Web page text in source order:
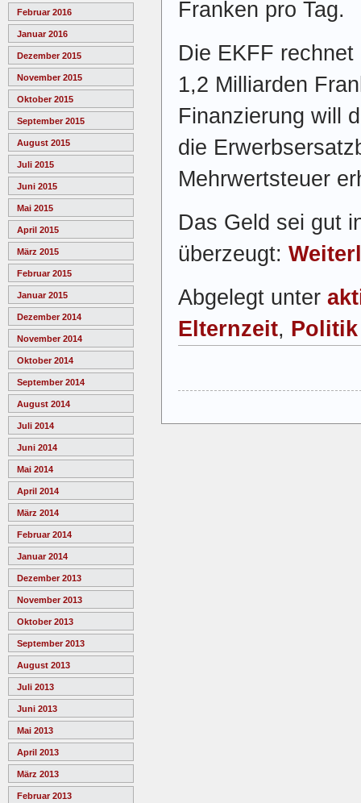
Februar 2016
Januar 2016
Dezember 2015
November 2015
Oktober 2015
September 2015
August 2015
Juli 2015
Juni 2015
Mai 2015
April 2015
März 2015
Februar 2015
Januar 2015
Dezember 2014
November 2014
Oktober 2014
September 2014
August 2014
Juli 2014
Juni 2014
Mai 2014
April 2014
März 2014
Februar 2014
Januar 2014
Dezember 2013
November 2013
Oktober 2013
September 2013
August 2013
Juli 2013
Juni 2013
Mai 2013
April 2013
März 2013
Februar 2013
Franken pro Tag.
Die EKFF
1,2 Milliarden
Finanzierung will
die
Mehrwertsteuer
Das Geld sei gut
überzeugt:
Abgelegt unter
Elternzeit, Politik